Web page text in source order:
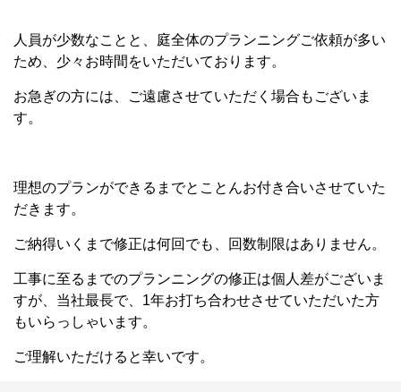
人員が少数なことと、庭全体のプランニングご依頼が多い
ため、少々お時間をいただいております。
お急ぎの方には、ご遠慮させていただく場合もございま
す。
理想のプランができるまでとことんお付き合いさせていた
だきます。
ご納得いくまで修正は何回でも、回数制限はありません。
工事に至るまでのプランニングの修正は個人差がございま
すが、当社最長で、1年お打ち合わせさせていただいた方
もいらっしゃいます。
ご理解いただけると幸いです。